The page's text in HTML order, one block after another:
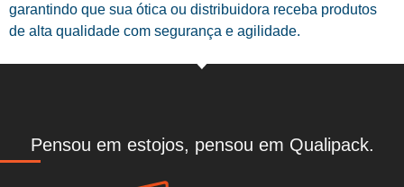
garantindo que sua ótica ou distribuidora receba produtos
de alta qualidade com segurança e agilidade.
Pensou em estojos, pensou em Qualipack.